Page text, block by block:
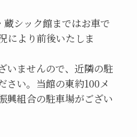
シック館まではお車で
により前後いたしま
いませんので、近隣の駐
さい。当館の東約100メ
興組合の駐車場がござい